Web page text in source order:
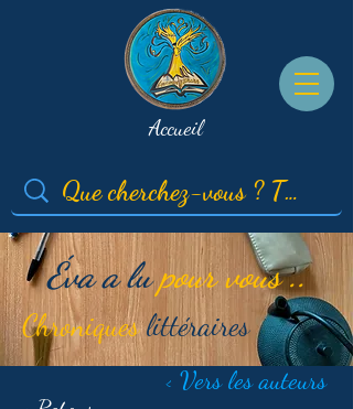
Accueil
Éva a lupour vous ..
Chroniqueslittéraires
< Vers les auteurs